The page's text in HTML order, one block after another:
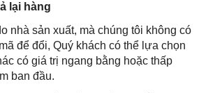
lại hàng
nhà sản xuất, mà chúng tôi không có
để đổi, Quý khách có thể lựa chọn
có giá trị ngang bằng hoặc thấp
ban đầu.